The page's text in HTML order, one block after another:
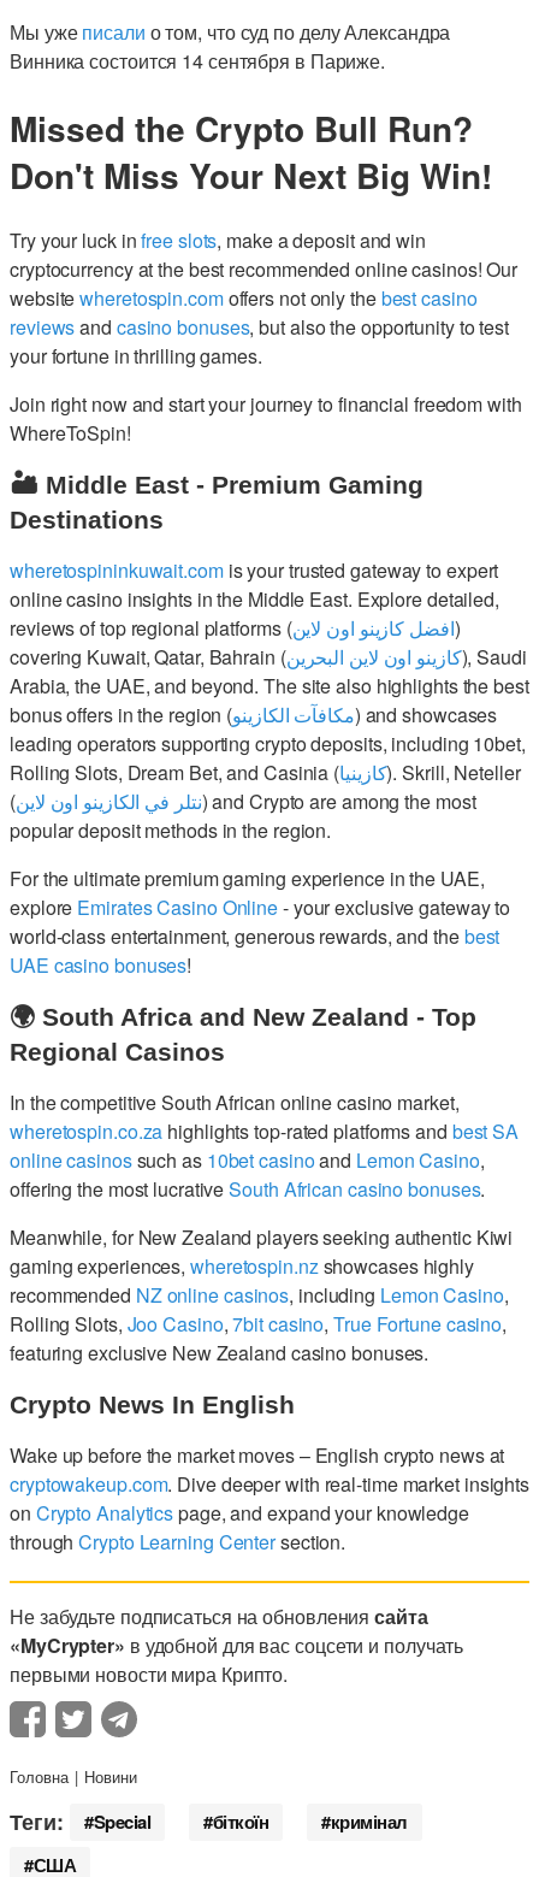
Мы ужеписали о том, что суд по делу Александра
Винника состоится 14 сентября в Париже.
Missed the Crypto Bull Run?
Don't Miss Your Next Big Win!
Try your luck infree slots, make a deposit and win
cryptocurrency at the best recommended online casinos! Our
websitewheretospin.comoffers not only thebest casino
reviewsand casino bonuses, but also the opportunity to test
your fortune in thrilling games.
Join right now and start your journey to financial freedom with
WhereToSpin!
🏜️ Middle East - Premium Gaming
Destinations
wheretospininkuwait.comis your trusted gateway to expert
online casino insights in the Middle East. Explore detailed,
reviews of top regional platforms (افضل كازينو اون لاين)
covering Kuwait, Qatar, Bahrain (كازينو اون لاين البحرين), Saudi
Arabia, the UAE, and beyond. The site also highlights the best
bonus offers in the region (مكافآت الكازينو) and showcases
leading operators supporting crypto deposits, including 10bet,
Rolling Slots, Dream Bet, and Casinia (كازينيا). Skrill, Neteller
(نتلر في الكازينو اون لاين) and Crypto are among the most
popular deposit methods in the region.
For the ultimate premium gaming experience in the UAE,
explore Emirates Casino Online- your exclusive gateway to
world-class entertainment, generous rewards, and thebest
UAE casino bonuses!
🌍 South Africa and New Zealand - Top
Regional Casinos
In the competitive South African online casino market,
wheretospin.co.za highlights top-rated platforms and best SA
online casinossuch as 10bet casinoand Lemon Casino,
offering the most lucrativeSouth African casino bonuses.
Meanwhile, for New Zealand players seeking authentic Kiwi
gaming experiences, wheretospin.nzshowcases highly
recommended NZ online casinos, including Lemon Casino,
Rolling Slots, Joo Casino,7bit casino,True Fortune casino,
featuring exclusive New Zealand casino bonuses.
Crypto News In English
Wake up before the market moves – English crypto news at
cryptowakeup.com. Dive deeper with real-time market insights
on Crypto Analyticspage, and expand your knowledge
throughCrypto Learning Centersection.
Не забудьте подписаться на обновлениясайта
«MyCrypter» в удобной для вас соцсети и получать
первыми новости мира Крипто.
Головна Новини
Теги: Special біткоїн
кримінал
США